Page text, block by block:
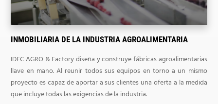
INMOBILIARIA DE LA INDUSTRIA AGROALIMENTARIA
IDEC AGRO & Factory diseña y construye fábricas agroalimentarias
llave en mano. Al reunir todos sus equipos en torno a un mismo
proyecto es capaz de aportar a sus clientes una oferta a la medida
que incluye todas las exigencias de la industria.